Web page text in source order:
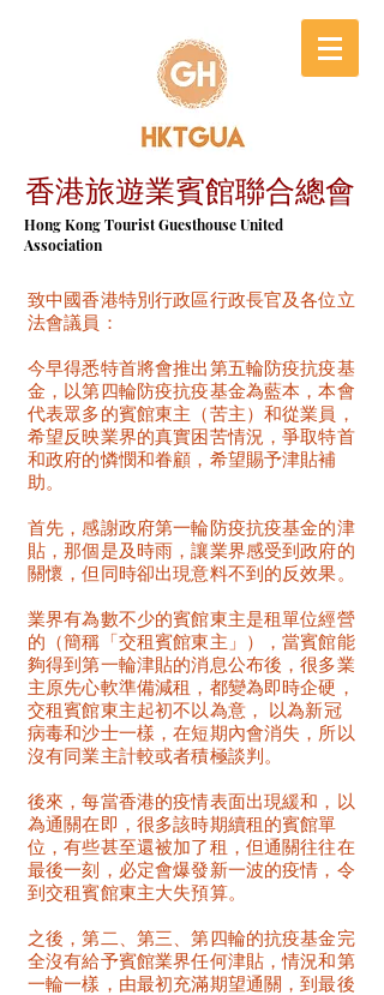
香港旅遊業賓館聯合總會
​Hong Kong Tourist Guesthouse United
Association
致中國香港特別行政區行政長官及各位立
法會議員：
今早得悉特首將會推出第五輪防疫抗疫基
金，以第四輪防疫抗疫基金為藍本，本會
代表眾多的賓館東主（苦主）和從業員，
希望反映業界的真實困苦情況，爭取特首
和政府的憐憫和眷顧，希望賜予津貼補
助。
首先，感謝政府第一輪防疫抗疫基金的津
貼，那個是及時雨，讓業界感受到政府的
關懷，但同時卻出現意料不到的反效果。
業界有為數不少的賓館東主是租單位經營
的（簡稱「交租賓館東主」），當賓館能
夠得到第一輪津貼的消息公布後，很多業
主原先心軟準備減租，都變為即時企硬，
交租賓館東主起初不以為意， 以為新冠
病毒和沙士一樣，在短期內會消失，所以
沒有同業主計較或者積極談判。
後來，每當香港的疫情表面出現緩和，以
為通關在即，很多該時期續租的賓館單
位，有些甚至還被加了租，但通關往往在
最後一刻，必定會爆發新一波的疫情，令
到交租賓館東主大失預算。
之後，第二、第三、第四輪的抗疫基金完
全沒有給予賓館業界任何津貼，情況和第
一輪一樣，由最初充滿期望通關，到最後